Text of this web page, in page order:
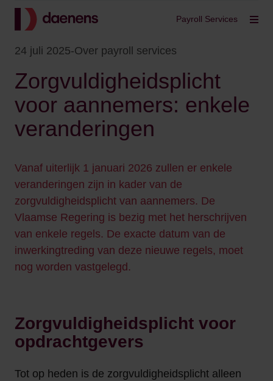
Terug Payroll Services
24 juli 2025-Over payroll services
Zorgvuldigheidsplicht
voor aannemers: enkele
veranderingen
Vanaf uiterlijk 1 januari 2026 zullen er enkele
veranderingen zijn in kader van de
zorgvuldigheidsplicht van aannemers. De
Vlaamse Regering is bezig met het herschrijven
van enkele regels. De exacte datum van de
inwerkingtreding van deze nieuwe regels, moet
nog worden vastgelegd.
Zorgvuldigheidsplicht voor
opdrachtgevers
Tot op heden is de zorgvuldigheidsplicht alleen